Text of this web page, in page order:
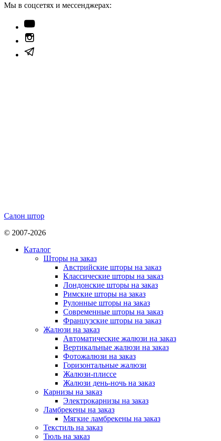
Мы в соцсетях и мессенджерах:
Салон штор
© 2007-2026
Каталог
Шторы на заказ
Австрийские шторы на заказ
Классические шторы на заказ
Лондонские шторы на заказ
Римские шторы на заказ
Рулонные шторы на заказ
Современные шторы на заказ
Французские шторы на заказ
Жалюзи на заказ
Автоматические жалюзи на заказ
Вертикальные жалюзи на заказ
Фотожалюзи на заказ
Горизонтальные жалюзи
Жалюзи-плиссе
Жалюзи день-ночь на заказ
Карнизы на заказ
Электрокарнизы на заказ
Ламбрекены на заказ
Мягкие ламбрекены на заказ
Текстиль на заказ
Тюль на заказ